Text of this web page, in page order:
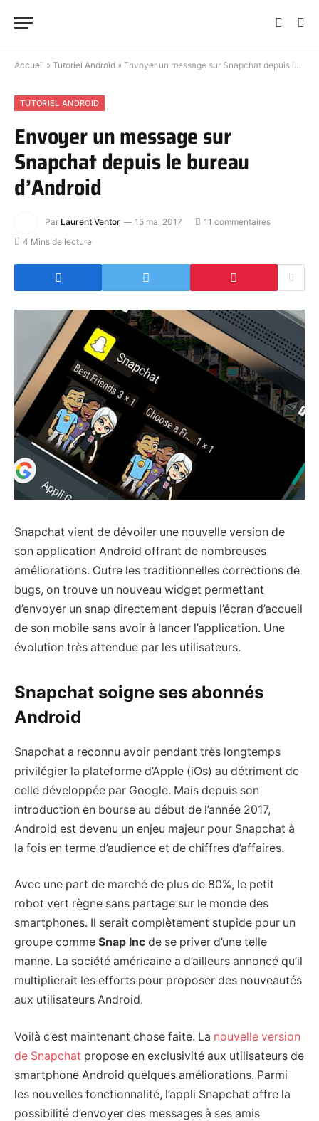
Accueil » Tutoriel Android » Envoyer un message sur Snapchat depuis le bureau d’Android
TUTORIEL ANDROID
Envoyer un message sur
Snapchat depuis le bureau
d’Android
Par Laurent Ventor 15 mai 2017
11 commentaires
4 Mins de lecture
Snapchat vient de dévoiler une nouvelle version de
son application Android offrant de nombreuses
améliorations. Outre les traditionnelles corrections de
bugs, on trouve un nouveau widget permettant
d’envoyer un snap directement depuis l’écran d’accueil
de son mobile sans avoir à lancer l’application. Une
évolution très attendue par les utilisateurs.
Snapchat soigne ses abonnés
Android
Snapchat a reconnu avoir pendant très longtemps
privilégier la plateforme d’Apple (iOs) au détriment de
celle développée par Google. Mais depuis son
introduction en bourse au début de l’année 2017,
Android est devenu un enjeu majeur pour Snapchat à
la fois en terme d’audience et de chiffres d’affaires.
Avec une part de marché de plus de 80%, le petit
robot vert règne sans partage sur le monde des
smartphones. Il serait complètement stupide pour un
groupe comme Snap Inc de se priver d’une telle
manne. La société américaine a d’ailleurs annoncé qu’il
multiplierait les efforts pour proposer des nouveautés
aux utilisateurs Android.
Voilà c’est maintenant chose faite. La nouvelle version
de Snapchat propose en exclusivité aux utilisateurs de
smartphone Android quelques améliorations. Parmi
les nouvelles fonctionnalité, l’appli Snapchat offre la
possibilité d’envoyer des messages à ses amis